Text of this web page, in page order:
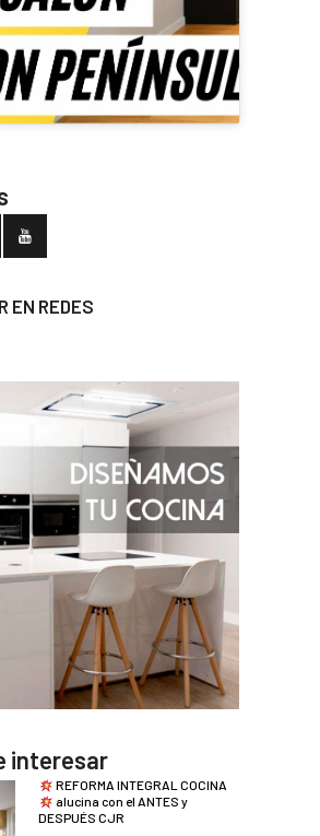
EN REDES
interesar
REFORMA INTEGRAL COCINA
alucina con el ANTES y
DESPUÉS CJR